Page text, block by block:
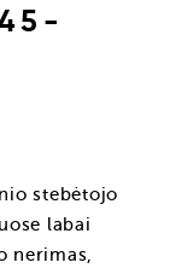
stebėtojo
labai
nerimas,